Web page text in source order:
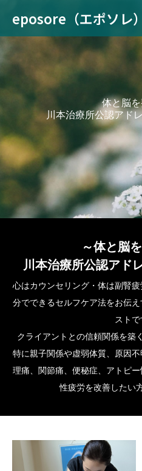
eposore（エポソレ）
体と脳を
川 本治療所公認ア ド
～体と脳
川本治療所公認アド
心はカウンセリング・体は副腎
分でできるセルフケア法をお伝
ストで
クライアントとの信頼関係を築
特に親子関係や虚弱体質、原因
理痛、関節痛、便秘症、アトピ
性疲労を改善したい